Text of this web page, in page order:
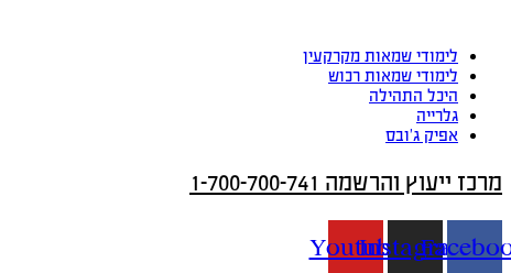
לימודי שמאות מקרקעין
לימודי שמאות רכוש
היכל התהילה
גלרייה
אפיק ג’ובס
מרכז ייעוץ והרשמה 1-700-700-741
Instagram
Youtube